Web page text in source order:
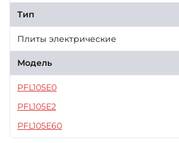
Тип
Плиты электрические
Модель
PFL105E0
PFL105E2
PFL105E60